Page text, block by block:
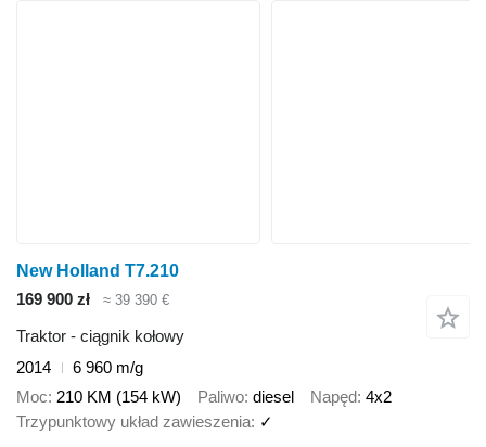
New Holland T7.210
169 900 zł
≈ 39 390 €
Traktor - ciągnik kołowy
2014
6 960 m/g
Moc 210 KM (154 kW) Paliwo diesel Napęd 4x2
Trzypunktowy układ zawieszenia ✓